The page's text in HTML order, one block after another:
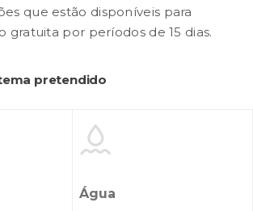
que estão disponíveis para
gratuita por períodos de 15 dias.
pretendido

Água